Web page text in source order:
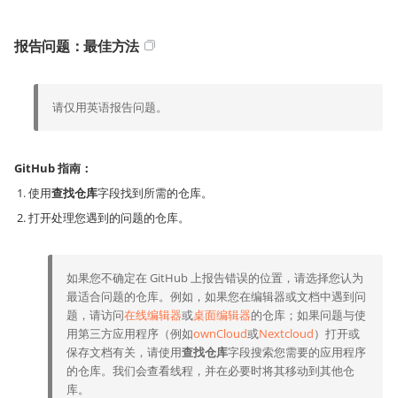
报告问题：最佳方法
请仅用英语报告问题。
GitHub 指南：
使用查找仓库字段找到所需的仓库。
打开处理您遇到的问题的仓库。
如果您不确定在 GitHub 上报告错误的位置，请选择您认为
最适合问题的仓库。例如，如果您在编辑器或文档中遇到问
题，请访问在线编辑器或桌面编辑器的仓库；如果问题与使
用第三方应用程序（例如ownCloud或Nextcloud）打开或
保存文档有关，请使用查找仓库字段搜索您需要的应用程序
的仓库。我们会查看线程，并在必要时将其移动到其他仓
库。